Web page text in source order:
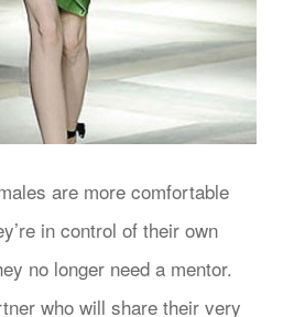
are more comfortable
in control of their own
no longer need a mentor.
who will share their very